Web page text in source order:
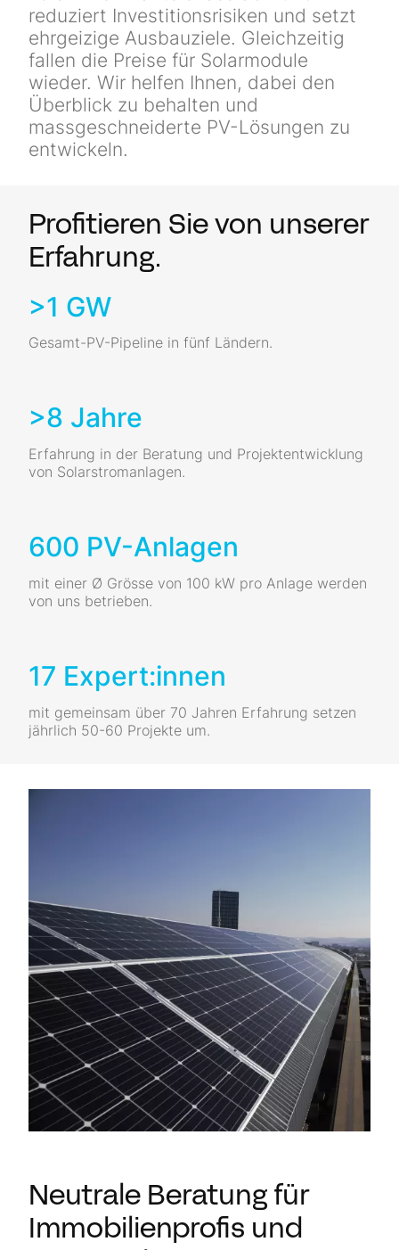
Newsletter
Kontakt
reduziert Investitionsrisiken und setzt
ehrgeizige Ausbauziele. Gleichzeitig
fallen die Preise für Solarmodule
wieder. Wir helfen Ihnen, dabei den
Überblick zu behalten und
massgeschneiderte PV-Lösungen zu
entwickeln.
Profitieren Sie von unserer
Erfahrung.
>1 GW
Gesamt-PV-Pipeline in fünf Ländern.
>8 Jahre
Erfahrung in der Beratung und Projektentwicklung
von Solarstromanlagen.
600 PV-Anlagen
mit einer Ø Grösse von 100 kW pro Anlage werden
von uns betrieben.
17 Expert:innen
mit gemeinsam über 70 Jahren Erfahrung setzen
jährlich 50-60 Projekte um.
Neutrale Beratung für
Immobilienprofis und